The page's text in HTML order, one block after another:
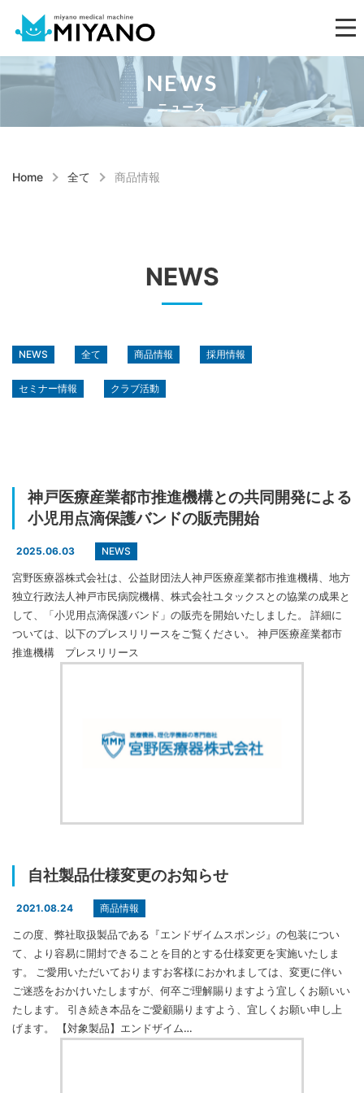
NEWS
ニュース
Home 全て 商品情報
NEWS
NEWS 全て 商品情報 採用情報
セミナー情報 クラブ活動
神戸医療産業都市推進機構との共同開発による
小児用点滴保護バンドの販売開始
2025.06.03 NEWS
宮野医療器株式会社は、公益財団法人神戸医療産業都市推進機構、地方
独立行政法人神戸市民病院機構、株式会社ユタックスとの協業の成果と
して、「小児用点滴保護バンド」の販売を開始いたしました。 詳細に
ついては、以下のプレスリリースをご覧ください。 神戸医療産業都市
推進機構 プレスリリース
自社製品仕様変更のお知らせ
2021.08.24 商品情報
この度、弊社取扱製品である『エンドザイムスポンジ』の包装につい
て、より容易に開封できることを目的とする仕様変更を実施いたしま
す。 ご愛用いただいておりますお客様におかれましては、変更に伴い
ご迷惑をおかけいたしますが、何卒ご理解賜りますよう宜しくお願いい
たします。 引き続き本品をご愛顧賜りますよう、宜しくお願い申し上
げます。 【対象製品】エンドザイム…